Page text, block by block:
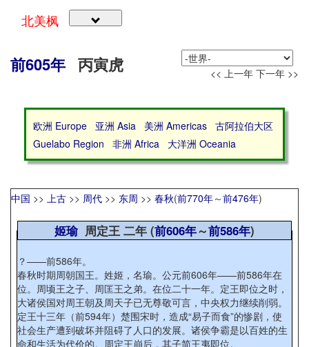
北美枫
前605年 丙寅虎 << 上一年 下一年 >>
欧洲 Europe 亚洲 Asia 美洲 Americas
古阿拉伯大区
Guelabo Region
非洲 Africa 大洋洲 Oceania
中国 >> 上古 >> 周代 >> 东周 >> 春秋(前770年～前476年)
姬瑜周定王 二年 (前606年～前586年)
？——前586年。
春秋时期周朝国王。姓姬，名瑜。公元前606年——前586年在
位。周顷王之子、周匡王之弟。在位二十一年。定王即位之时，
大诸侯国对周王朝及周天子已无尊敬可言，中央权力继续削弱。
定王十三年（前594年）楚围宋时，造成“易子而食”的惨剧，使
社会生产遭到破坏并阻碍了人口的发展。诸侯争霸是以百姓的生
命和生活为代价的。周定王崩后，其子简王夷即位。